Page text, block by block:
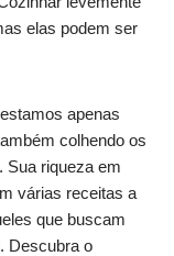
elas podem ser
apenas
colhendo os
Sua riqueza em
várias receitas a
que buscam
Descubra o